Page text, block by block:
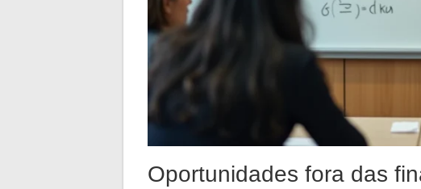
Oportunidades fora das